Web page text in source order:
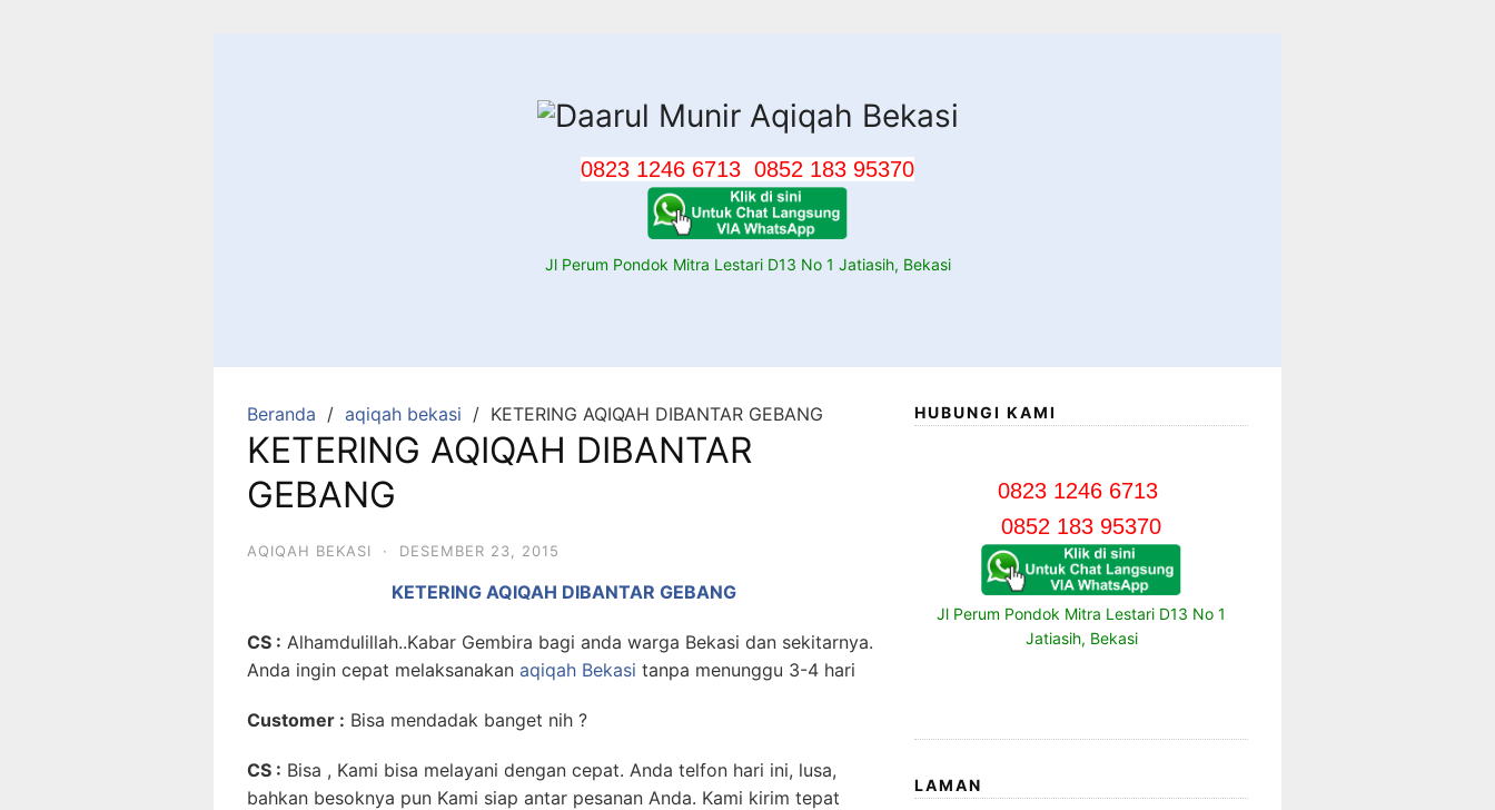
0823 1246 6713 0852 183 95370
Jl Perum Pondok Mitra Lestari D13 No 1 Jatiasih, Bekasi
Beranda aqiqah bekasi KETERING AQIQAH DIBANTAR GEBANG
KETERING AQIQAH DIBANTAR
GEBANG
AQIQAH BEKASI · DESEMBER 23, 2015
KETERING AQIQAH DIBANTAR GEBANG
CS : Alhamdulillah..Kabar Gembira bagi anda warga Bekasi dan sekitarnya.
Anda ingin cepat melaksanakan aqiqah Bekasi tanpa menunggu 3-4 hari
Customer : Bisa mendadak banget nih ?
CS : Bisa , Kami bisa melayani dengan cepat. Anda telfon hari ini, lusa,
bahkan besoknya pun Kami siap antar pesanan Anda. Kami kirim tepat
HUBUNGI KAMI
0823 1246 6713
0852 183 95370
Jl Perum Pondok Mitra Lestari D13 No 1
Jatiasih, Bekasi
LAMAN